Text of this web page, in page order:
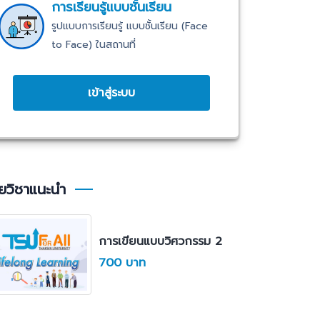
การเรียนรู้แบบชั้นเรียน
รูปแบบการเรียนรู้ แบบชั้นเรียน (Face
to Face) ในสถานที่
เข้าสู่ระบบ
วิชาแนะนำ
การเขียนแบบวิศวกรรม 2
700 บาท